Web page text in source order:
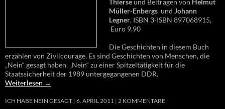
Thierseund Beiträgen von Helmut
Müller-Enbergs und Johann
Legner, ISBN 3-ISBN 897068915,
Euro 9,90
Die Geschichten in diesem Buch
erzählen von Zivilcourage. Es sind Geschichten von Menschen, die
„Nein“ gesagt haben. „Nein“ zu einer Spitzeltätigkeit für die
Staatssicherheit der 1989 untergegangenen DDR.
Weiterlesen →
ICH HABE NEIN GESAGT 6. APRIL 2011 2 KOMMENTARE